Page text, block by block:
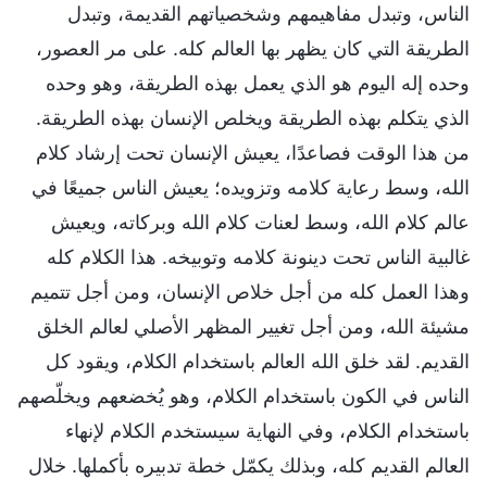
الناس، وتبدل مفاهيمهم وشخصياتهم القديمة، وتبدل
الطريقة التي كان يظهر بها العالم كله. على مر العصور،
وحده إله اليوم هو الذي يعمل بهذه الطريقة، وهو وحده
الذي يتكلم بهذه الطريقة ويخلص الإنسان بهذه الطريقة.
من هذا الوقت فصاعدًا، يعيش الإنسان تحت إرشاد كلام
الله، وسط رعاية كلامه وتزويده؛ يعيش الناس جميعًا في
عالم كلام الله، وسط لعنات كلام الله وبركاته، ويعيش
غالبية الناس تحت دينونة كلامه وتوبيخه. هذا الكلام كله
وهذا العمل كله من أجل خلاص الإنسان، ومن أجل تتميم
مشيئة الله، ومن أجل تغيير المظهر الأصلي لعالم الخلق
القديم. لقد خلق الله العالم باستخدام الكلام، ويقود كل
الناس في الكون باستخدام الكلام، وهو يُخضعهم ويخلّصهم
باستخدام الكلام، وفي النهاية سيستخدم الكلام لإنهاء
العالم القديم كله، وبذلك يكمّل خطة تدبيره بأكملها. خلال